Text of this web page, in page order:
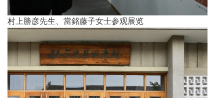
村上勝彦先生、當銘藤子女士参观展览